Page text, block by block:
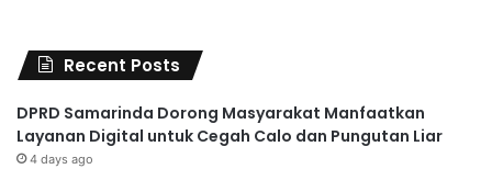
Recent Posts
DPRD Samarinda Dorong Masyarakat Manfaatkan
Layanan Digital untuk Cegah Calo dan Pungutan Liar
4 days ago